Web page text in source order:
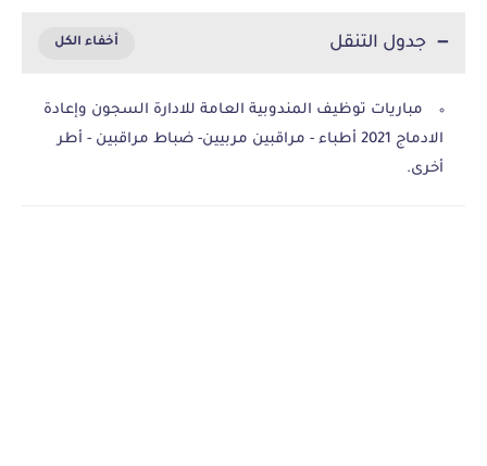
جدول التنقل
مباريات توظيف المندوبية العامة للادارة السجون وإعادة
الادماج 2021 أطباء - مراقبين مربيين- ضباط مراقبين - أطر
أخرى.